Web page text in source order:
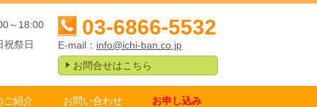
～18:00
祝祭日
03-6866-5532
E-mail： info@ichi-ban.co.jp
お問合せはこちら
ご紹介 お問い合わせ お申し込み